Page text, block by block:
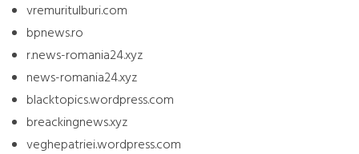
vremuritulburi.com
bpnews.ro
r.news-romania24.xyz
news-romania24.xyz
blacktopics.wordpress.com
breackingnews.xyz
veghepatriei.wordpress.com